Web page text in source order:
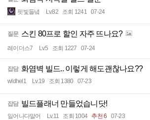
핏빛들녘 Lv.82 조회 1241 07-24
질문 스킨 80프로 할인 자주 뜨나요?
레이더스7 Lv.5 조회 1227 07-24
잡담 화염벽 빌드.. 이렇게 해도괜찮나요??
wldhel1 Lv.19 조회 1380 07-23
잡담 빌드플래너 만들었습니닷!
일어나다말어 Lv.11 조회 1004 추천 6 07-23